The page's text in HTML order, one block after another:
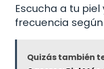
Escucha a tu
frecuencia
Quizás también